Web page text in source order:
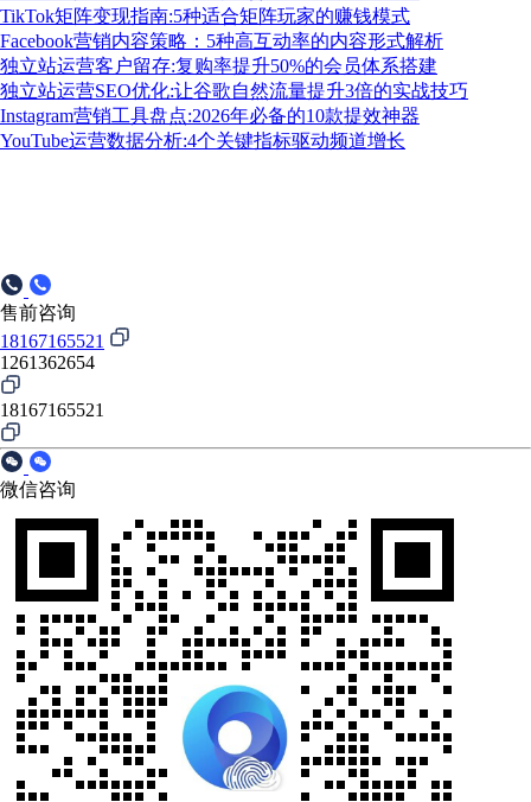
TikTok矩阵变现指南:5种适合矩阵玩家的赚钱模式
Facebook营销内容策略：5种高互动率的内容形式解析
独立站运营客户留存:复购率提升50%的会员体系搭建
独立站运营SEO优化:让谷歌自然流量提升3倍的实战技巧
Instagram营销工具盘点:2026年必备的10款提效神器
YouTube运营数据分析:4个关键指标驱动频道增长
售前咨询
18167165521
1261362654
18167165521
微信咨询